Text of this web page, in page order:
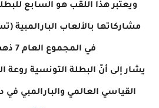
ويعتبر هذا اللقب هو السابع
مشاركاتها بالألعاب البارالمبية
في المجموع العام 7 ذهب 2 فضة).
يشار إلى أنّ البطلة التونسية روعة
القياسي العالمي والبارالمبي في دفع